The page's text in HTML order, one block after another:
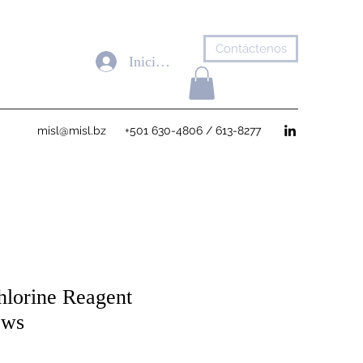
Contáctenos
misl@misl.bz +501 630-4806 / 613-8277
Iniciar sesión
Reagent